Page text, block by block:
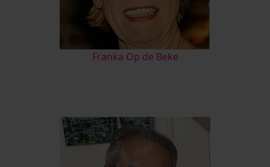
Franka Op de Beke